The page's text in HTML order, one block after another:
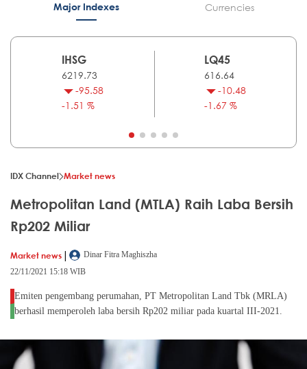
Major Indexes Currencies
IHSG
6219.73
-95.58
-1.51 %
LQ45
616.64
-10.48
-1.67 %
IDX Channel Market news
Metropolitan Land (MTLA) Raih Laba Bersih
Rp202 Miliar
Market news |
Dinar Fitra Maghiszha
22/11/2021 15:18 WIB
Emiten pengembang perumahan, PT Metropolitan Land Tbk (MRLA)
berhasil memperoleh laba bersih Rp202 miliar pada kuartal III-2021.